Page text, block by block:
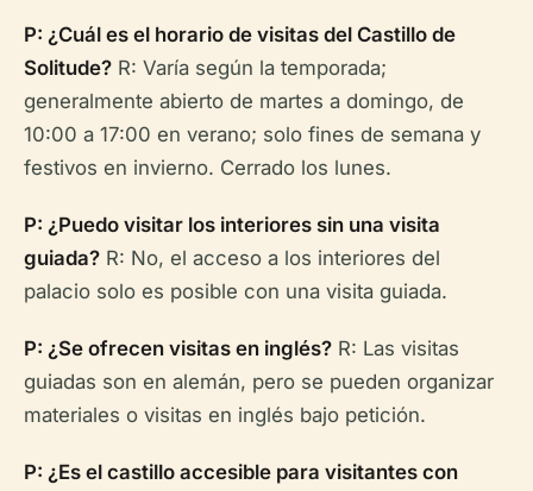
P: ¿Cuál es el horario de visitas del Castillo de
Solitude? R: Varía según la temporada;
generalmente abierto de martes a domingo, de
10:00 a 17:00 en verano; solo fines de semana y
festivos en invierno. Cerrado los lunes.
P: ¿Puedo visitar los interiores sin una visita
guiada? R: No, el acceso a los interiores del
palacio solo es posible con una visita guiada.
P: ¿Se ofrecen visitas en inglés? R: Las visitas
guiadas son en alemán, pero se pueden organizar
materiales o visitas en inglés bajo petición.
P: ¿Es el castillo accesible para visitantes con